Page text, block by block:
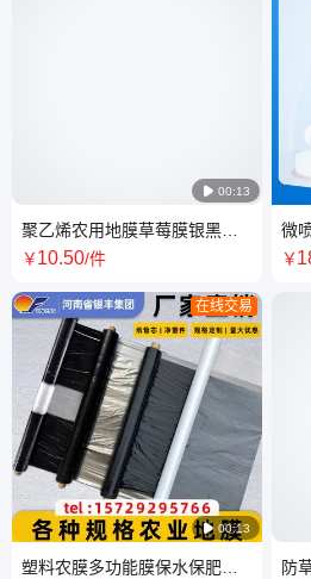
 00:13
聚乙烯农用地膜草莓膜银黑膜
黑白膜黑白相间地 膜--银丰塑
￥10.50/件
 00:13
在线交易
塑料农膜多功能膜保水保肥防
微
化
￥
防